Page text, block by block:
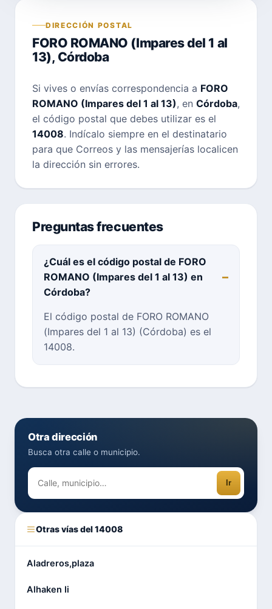
DIRECCIÓN POSTAL
FORO ROMANO (Impares del 1 al
13), Córdoba
Si vives o envías correspondencia a FORO
ROMANO (Impares del 1 al 13), en Córdoba,
el código postal que debes utilizar es el
14008. Indícalo siempre en el destinatario
para que Correos y las mensajerías localicen
la dirección sin errores.
Preguntas frecuentes
¿Cuál es el código postal de FORO
ROMANO (Impares del 1 al 13) en
Córdoba?
El código postal de FORO ROMANO
(Impares del 1 al 13) (Córdoba) es el
14008.
Otra dirección
Busca otra calle o municipio.
Ir
Otras vías del 14008
Aladreros,plaza
Alhaken Ii